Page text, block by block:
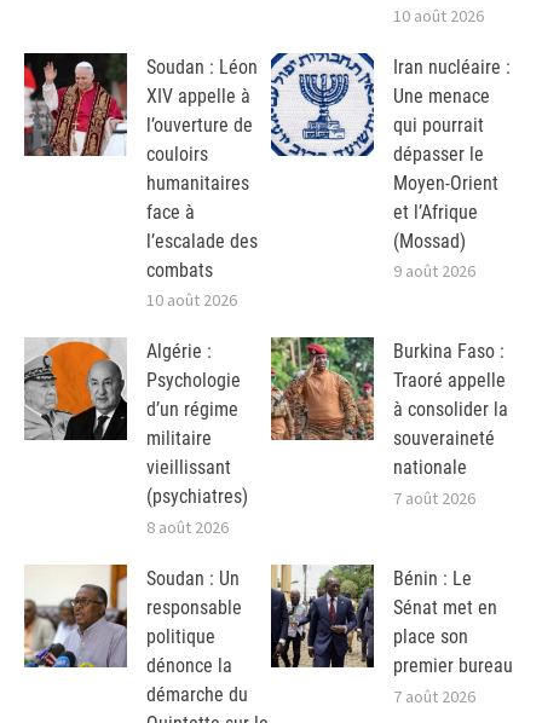
10 août 2026
Soudan : Léon
XIV appelle à
l’ouverture de
couloirs
humanitaires
face à
l’escalade des
combats
10 août 2026
Iran nucléaire :
Une menace
qui pourrait
dépasser le
Moyen-Orient
et l’Afrique
(Mossad)
9 août 2026
Algérie :
Psychologie
d’un régime
militaire
vieillissant
(psychiatres)
8 août 2026
Burkina Faso :
Traoré appelle
à consolider la
souveraineté
nationale
7 août 2026
Soudan : Un
responsable
politique
dénonce la
démarche du
Bénin : Le
Sénat met en
place son
premier bureau
7 août 2026